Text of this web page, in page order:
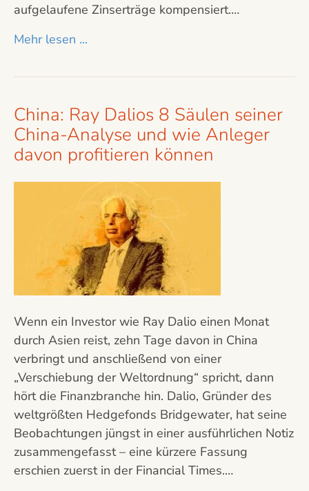
aufgelaufene Zinserträge kompensiert.…
Mehr lesen ...
China: Ray Dalios 8 Säulen seiner
China-Analyse und wie Anleger
davon profitieren können
Wenn ein Investor wie Ray Dalio einen Monat
durch Asien reist, zehn Tage davon in China
verbringt und anschließend von einer
„Verschiebung der Weltordnung“ spricht, dann
hört die Finanzbranche hin. Dalio, Gründer des
weltgrößten Hedgefonds Bridgewater, hat seine
Beobachtungen jüngst in einer ausführlichen Notiz
zusammengefasst – eine kürzere Fassung
erschien zuerst in der Financial Times.…